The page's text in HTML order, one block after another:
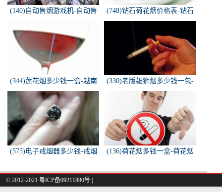
(140)自动售烟游戏机-自动售
(748)钻石荷花烟价格表-钻石
荷花烟多少钱一包
(344)莲花烟多少钱一盒-越南
莲花香烟这款多少钱一条？
(330)老版雄狮烟多少钱一包-
雄狮烟多少钱一包了哦！
(575)电子戒烟器多少钱-戒烟
(136)荷花烟多钱一盒-荷花烟
© 2012-2021 粤ICP备09211880号 |